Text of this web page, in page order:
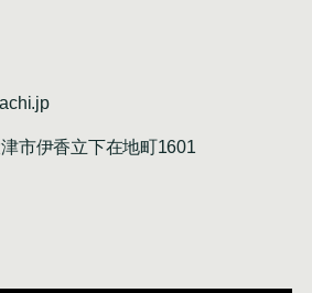
市伊香立下在地町1601